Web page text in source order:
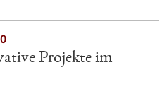
Projekte im